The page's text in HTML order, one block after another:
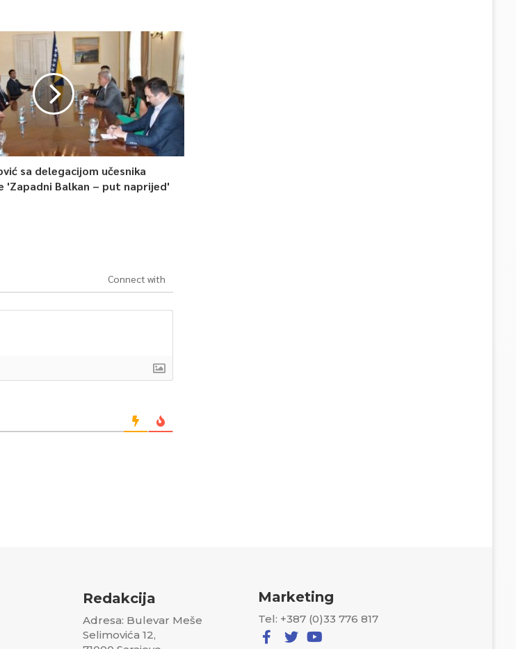
sa delegacijom učesnika
'Zapadni Balkan – put naprijed'
Connect with
Redakcija
Adresa: Bulevar Meše
Selimovića 12,
Marketing
Tel: +387 (0)33 776 817